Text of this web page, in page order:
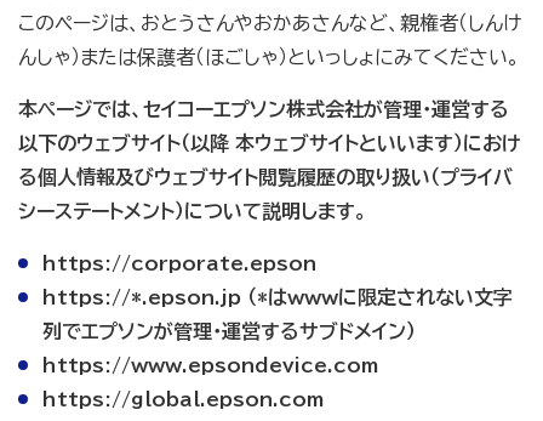
このページは、おとうさんやおかあさんなど、親権者（しんけ
んしゃ）または保護者（ほごしゃ）といっしょにみてください。
本ページでは、セイコーエプソン株式会社が管理・運営する
以下のウェブサイト（以降 本ウェブサイトといいます）におけ
る個人情報及びウェブサイト閲覧履歴の取り扱い（プライバ
シーステートメント）について説明します。
https://corporate.epson
https://*.epson.jp （*はwwwに限定されない文字
列でエプソンが管理・運営するサブドメイン）
https://www.epsondevice.com
https://global.epson.com